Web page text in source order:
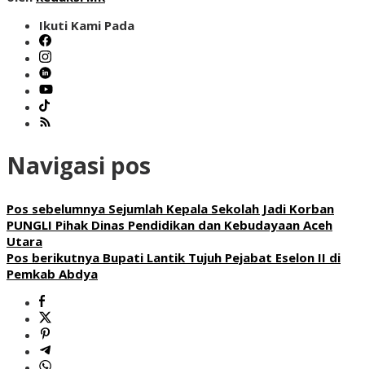
Ikuti Kami Pada
Navigasi pos
Pos sebelumnya Sejumlah Kepala Sekolah Jadi Korban
PUNGLI Pihak Dinas Pendidikan dan Kebudayaan Aceh
Utara
Pos berikutnya Bupati Lantik Tujuh Pejabat Eselon II di
Pemkab Abdya